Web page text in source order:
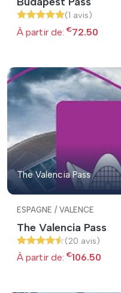
(1 avis)
À partir de: €72.50
The Valencia Pass
ESPAGNE / VALENCE
The Valencia Pass
(20 avis)
À partir de: €106.50